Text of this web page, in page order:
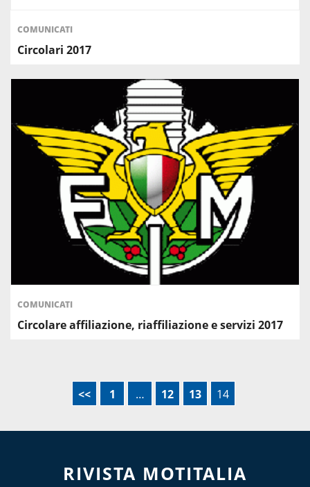
COMUNICATI
Circolari 2017
COMUNICATI
Circolare affiliazione, riaffiliazione e servizi 2017
<< 1 … 12 13 14
RIVISTA MOTITALIA